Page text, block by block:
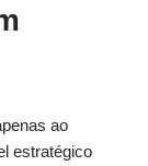
ao
estratégico